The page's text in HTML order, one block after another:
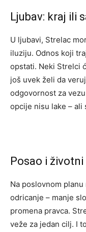
Ljubav: kraj ili
U ljubavi, Strelac
iluziju. Odnos koji
opstati. Neki Strelci
još uvek želi da
odgovornost za
opcije nisu lake – ali
Posao i životni
Na poslovnom
odricanje – manje
promena pravca.
veže za jedan cilj. I